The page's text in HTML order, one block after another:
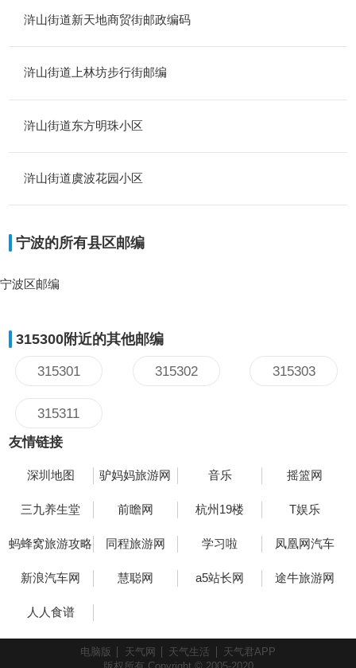
浒山街道新天地商贸街邮政编码
浒山街道上林坊步行街邮编
浒山街道东方明珠小区
浒山街道虞波花园小区
宁波的所有县区邮编
宁波区邮编
315300附近的其他邮编
315301 315302 315303
315311
友情链接
深圳地图 驴妈妈旅游网 音乐 摇篮网
三九养生堂 前瞻网 杭州19楼 T娱乐
蚂蜂窝旅游攻略 同程旅游网 学习啦 凤凰网汽车
新浪汽车网 慧聪网 a5站长网 途牛旅游网
人人食谱
电脑版 天气网 天气生活
天气君APP